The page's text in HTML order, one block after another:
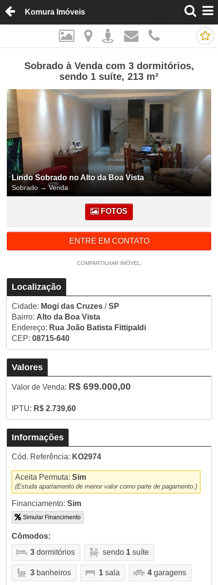
Komura Imóveis
Sobrado à Venda com 3 dormitórios,
sendo 1 suíte, 213 m²
Lindo Sobrado no Alto da Boa Vista
Sobrado →Venda
FOTOS
ENTRE EM CONTATO
COMPARTILHAR IMÓVEL:
Localização
Cidade: Mogi das Cruzes/SP
Bairro: Alto da Boa Vista
Endereço: Rua João Batista Fittipaldi
CEP: 08715-640
Valores
Valor de Venda: R$ 699.000,00
IPTU: R$ 2.739,60
Informações
Cód. Referência: KO2974
Aceita Permuta: Sim
(Estuda apartamento de menor valor como parte de pagamento.)
Financiamento: Sim
Simular Financimento
Cômodos:
3dormitórios sendo 1suíte
3banheiros 1sala 4garagens